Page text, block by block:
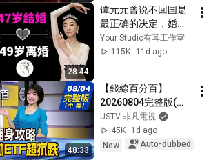
【#有冇搞錯】#石山
#粵語 #直播
28:44
谭元元曾说不回国是
最正确的决定，婚后
毅然回国，但2年后离
婚，如今50岁还好
抱希望。
Your Studio有耳工作室
115K
11d ago
48:33
【錢線百分百】
20260804完整版(中
集)《買在山頂要急賣
嗎?套牢股翻身攻略!
跌深股要V轉了嗎?
USTV 非凡電視
45K
1d ago
New
Auto-dubbed